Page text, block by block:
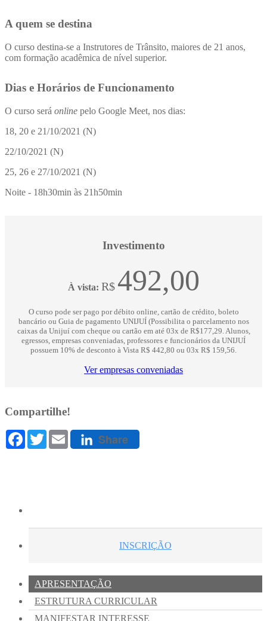
A quem se destina
O curso destina-se a Instrutores de Trânsito, maiores de 21 anos,
com formação acadêmica de nível superior.
Dias e Horários de Funcionamento
O curso será online pelo Google Meet, nos dias:
18, 20 e 21/10/2021 (N)
22/10/2021 (N)
25, 26 e 27/10/2021 (N)
Noite - 18h30min às 21h50min
Investimento
À vista: R$ 492,00
O curso pode ser pago por débito online, cartão de crédito, boleto
bancário ou Guia de pagamento UNIJUÍ (Possibilita o parcelamento nos
caixas da Unijuí com cheque ou cartão em até 03x de R$177,29. Alunos,
egressos, empresas conveniadas, professores e funcionários da UNIJUÍ
possuem 10% de desconto à Vista R$ 442,80 ou 03x R$ 159,56.
Ver empresas conveniadas
Compartilhe!
Facebook
TwitterEmail Share
INSCRIÇÃO
APRESENTAÇÃO
ESTRUTURA CURRICULAR
MANIFESTAR INTERESSE